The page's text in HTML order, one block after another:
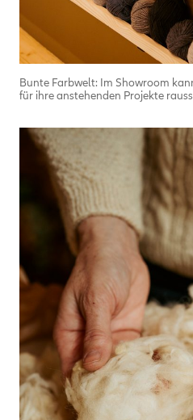
Bunte Farbwelt: Im Showroom
für ihre anstehenden Projekte